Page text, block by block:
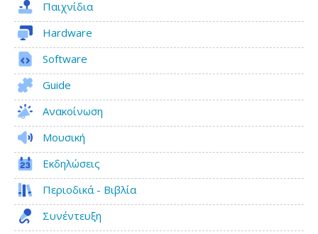
Παιχνίδια
Hardware
Software
Guide
Ανακοίνωση
Μουσική
Εκδηλώσεις
Περιοδικά - Βιβλία
Συνέντευξη